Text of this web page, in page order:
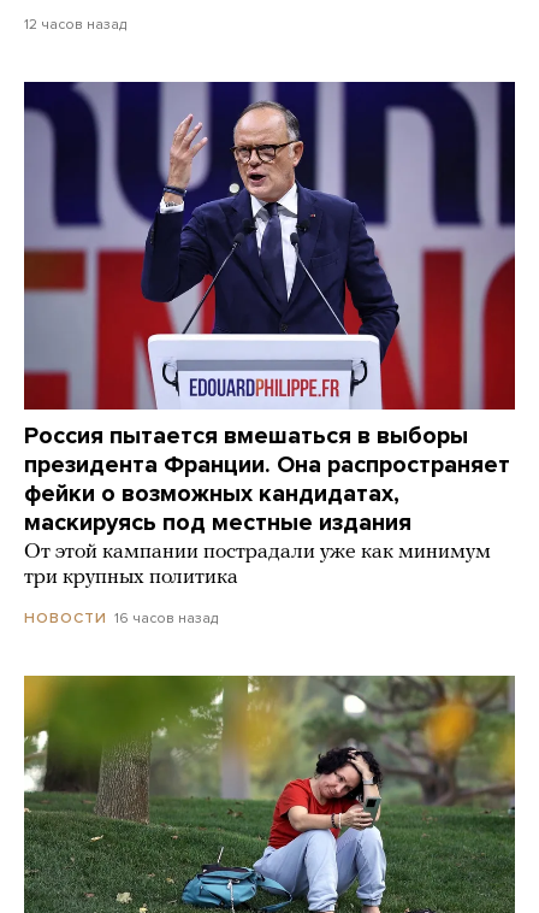
12 часов назад
Россия пытается вмешаться в выборы
президента Франции. Она распространяет
фейки о возможных кандидатах,
маскируясь под местные издания
От этой кампании пострадали уже как минимум
три крупных политика
НОВОСТИ 16 часов назад